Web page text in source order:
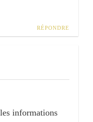
RÉPONDRE
informations